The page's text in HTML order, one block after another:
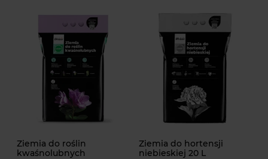
Ziemia do roślin
kwaśnolubnych
Ziemia do hortensji
niebieskiej 20 L